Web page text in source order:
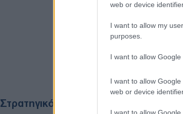
web or device
I want to allow my
purposes.
I want to allow
I want to allow
web or device
Στρατηγικό ραντεβού στη Ρώμη και